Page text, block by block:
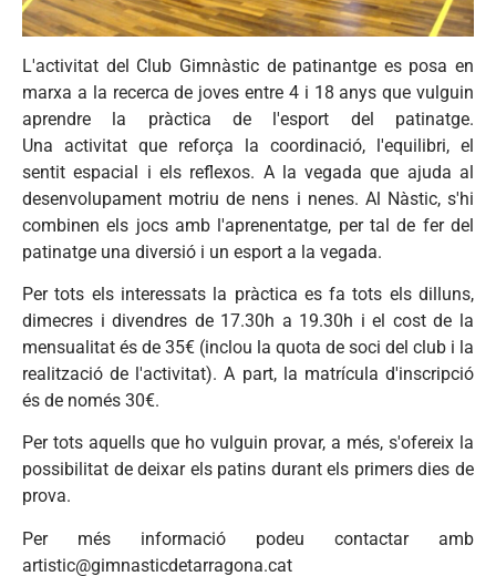
L'activitat del Club Gimnàsticde patinantge es posa en
marxa a la recerca de joves entre 4 i 18anys que vulguin
aprendre la pràctica de l'esport del patinatge.
Una activitat que reforça la coordinació, l'equilibri, el
sentit espacial i els reflexos. A lavegada que ajuda al
desenvolupament motriu de nens i nenes. Al Nàstic, s'hi
combinen els jocs amb l'aprenentatge, pertal de ferdel
patinatge una diversió i un esport a la vegada.
Per tots els interessats la pràctica esfa tots els dilluns,
dimecres i divendres de 17.30h a 19.30h i el cost de la
mensualitat és de 35€ (inclou la quota de soci del club i la
realització de l'activitat). A part, la matrícula d'inscripció
és de només 30€.
Per tots aquells que ho vulguin provar, a més, s'ofereix la
possibilitat de deixar els patins durant els primers dies de
prova.
Per més informació podeu contactar amb
artistic@gimnasticdetarragona.cat